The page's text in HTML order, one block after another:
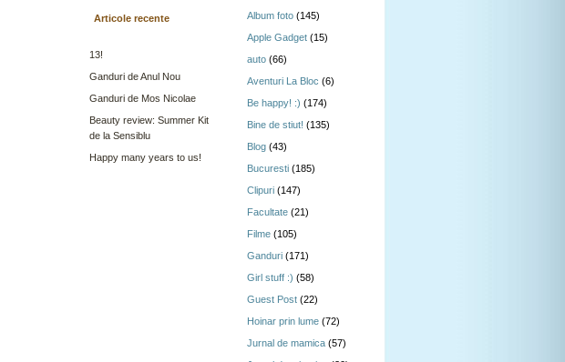
Articole recente
13!
Ganduri de Anul Nou
Ganduri de Mos Nicolae
Beauty review: Summer Kit
de la Sensiblu
Happy many years to us!
Album foto (145)
Apple Gadget (15)
auto (66)
Aventuri La Bloc (6)
Be happy! :) (174)
Bine de stiut! (135)
Blog (43)
Bucuresti (185)
Clipuri (147)
Facultate (21)
Filme (105)
Ganduri (171)
Girl stuff :) (58)
Guest Post (22)
Hoinar prin lume (72)
Jurnal de mamica (57)